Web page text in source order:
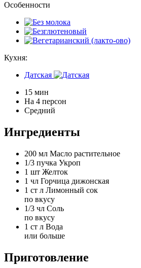
Особенности
Кухня:
Датская
15 мин
На 4 персон
Средний
Ингредиенты
200 мл Масло растительное
1/3 пучка Укроп
1 шт Желток
1 чл Горчица дижонская
1 ст л Лимонный сок
по вкусу
1/3 чл Соль
по вкусу
1 ст л Вода
или больше
Приготовление